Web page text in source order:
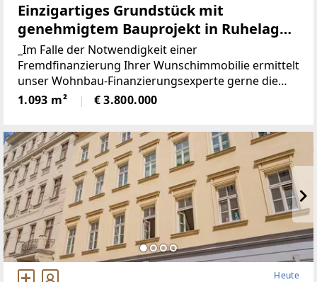
Einzigartiges Grundstück mit
genehmigtem Bauprojekt in Ruhelage,
Nähe Wachau
_Im Falle der Notwendigkeit einer
Fremdfinanzierung Ihrer Wunschimmobilie ermittelt
unser Wohnbau-Finanzierungsexperte gerne die
optimale Finanzierungslösung und findet das
passende Zins- und Konditionsangebot für Sie. Er
1.093 m² € 3.800.000
Heute